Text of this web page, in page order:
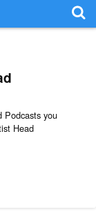
Podcasts you
Head